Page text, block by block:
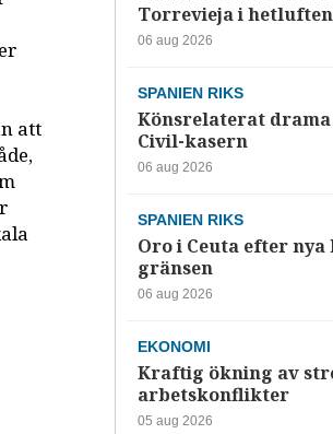
att
Torrevieja i hetluften
06 aug 2026
SPANIEN RIKS
Könsrelaterat
Civil-kasern
06 aug 2026
SPANIEN RIKS
Oro i Ceuta efter
gränsen
06 aug 2026
EKONOMI
Kraftig ökning av
arbetskonflikter
05 aug 2026